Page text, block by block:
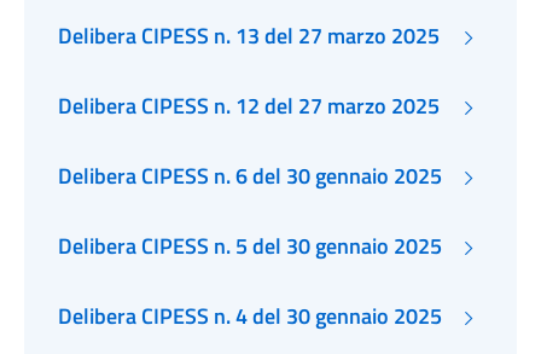
Delibera CIPESS n. 13 del 27 marzo 2025
Delibera CIPESS n. 12 del 27 marzo 2025
Delibera CIPESS n. 6 del 30 gennaio 2025
Delibera CIPESS n. 5 del 30 gennaio 2025
Delibera CIPESS n. 4 del 30 gennaio 2025